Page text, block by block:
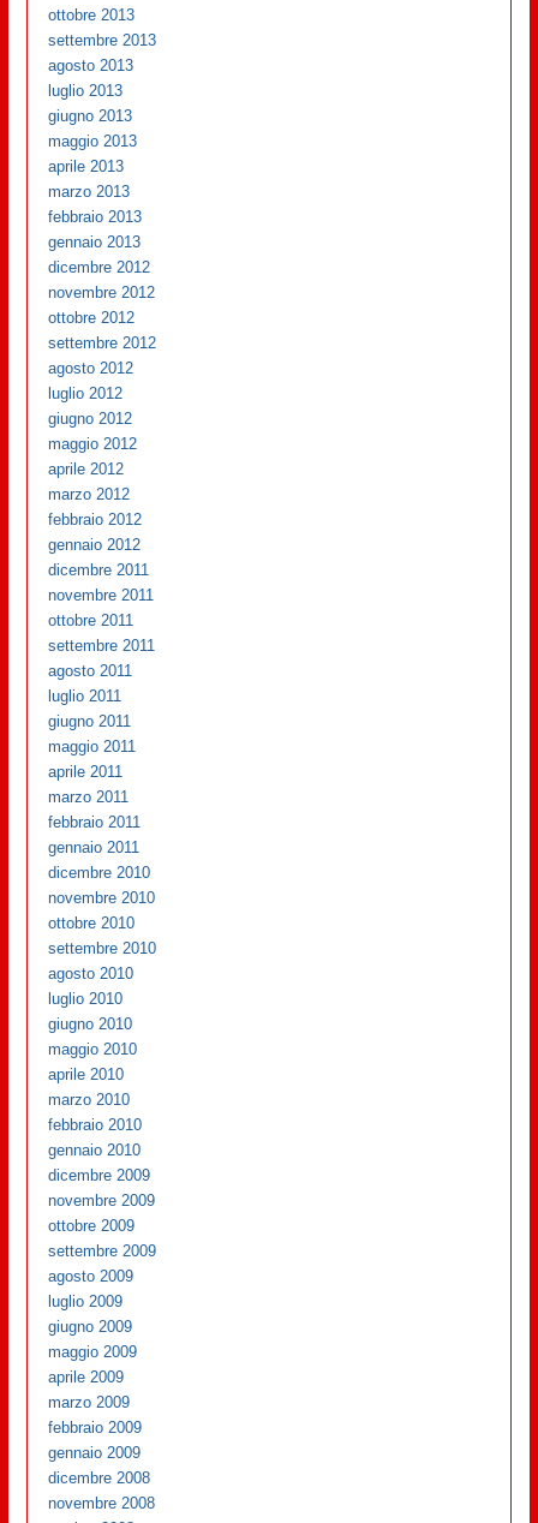
ottobre 2013
settembre 2013
agosto 2013
luglio 2013
giugno 2013
maggio 2013
aprile 2013
marzo 2013
febbraio 2013
gennaio 2013
dicembre 2012
novembre 2012
ottobre 2012
settembre 2012
agosto 2012
luglio 2012
giugno 2012
maggio 2012
aprile 2012
marzo 2012
febbraio 2012
gennaio 2012
dicembre 2011
novembre 2011
ottobre 2011
settembre 2011
agosto 2011
luglio 2011
giugno 2011
maggio 2011
aprile 2011
marzo 2011
febbraio 2011
gennaio 2011
dicembre 2010
novembre 2010
ottobre 2010
settembre 2010
agosto 2010
luglio 2010
giugno 2010
maggio 2010
aprile 2010
marzo 2010
febbraio 2010
gennaio 2010
dicembre 2009
novembre 2009
ottobre 2009
settembre 2009
agosto 2009
luglio 2009
giugno 2009
maggio 2009
aprile 2009
marzo 2009
febbraio 2009
gennaio 2009
dicembre 2008
novembre 2008